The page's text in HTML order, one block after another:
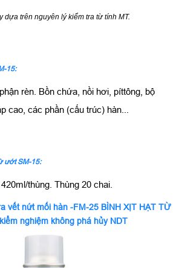
dựa trên nguyên lý kiểm tra từ tính MT.
15:
rèn. Bồn chứa, nồi hơi, píttông, bộ
cao, các phần (cấu trúc) hàn...
ướt SM-15:
thùng. Thùng 20 chai.
vết nứt mối hàn -FM-25 BÌNH XỊT HẠT TỪ
nghiệm không phá hủy NDT